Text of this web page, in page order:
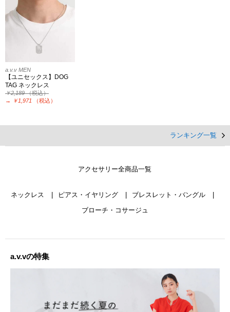
a.v.v MEN
【ユニセックス】DOG
TAG ネックレス
￥2,189（税込）
→
￥1,971 （税込）
ランキング一覧
アクセサリー全商品一覧
ネックレス ピアス・イヤリング
ブレスレット・バングル
ブローチ・コサージュ
a.v.vの特集